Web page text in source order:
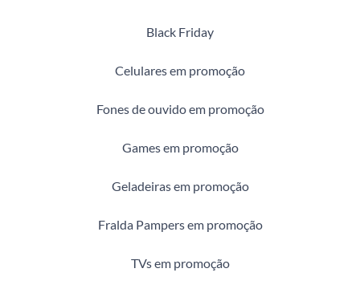
Black Friday
Celulares em promoção
Fones de ouvido em promoção
Games em promoção
Geladeiras em promoção
Fralda Pampers em promoção
TVs em promoção